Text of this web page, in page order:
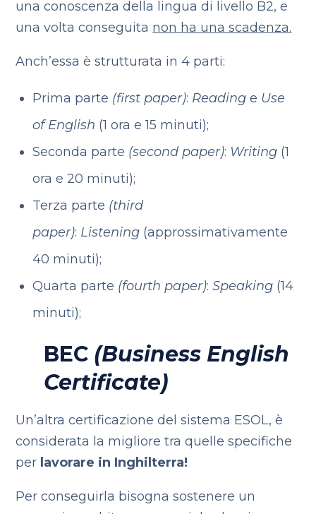
una conoscenza della lingua di livello B2, e
una volta conseguita non ha una scadenza.
Anch’essa è strutturata in 4 parti:
Prima parte (first paper): Readinge Use
of English (1 ora e 15 minuti);
Seconda parte (second paper): Writing(1
ora e 20 minuti);
Terza parte (third
paper): Listening(approssimativamente
40 minuti);
Quarta parte (fourth paper): Speaking(14
minuti);
BEC (Business English
Certificate)
Un’altra certificazione del sistema ESOL, è
considerata la migliore tra quelle specifiche
per lavorare in Inghilterra!
Per conseguirla bisogna sostenere un